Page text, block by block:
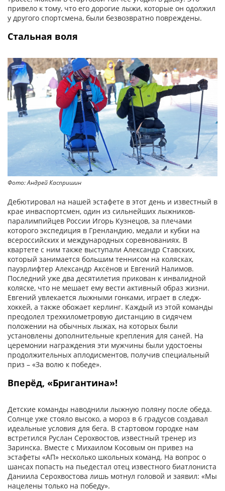
привело к тому, что его дорогие лыжи, которые он одолжил
у другого спортсмена, были безвозвратно повреждены.
Стальная воля
Фото: Андрей Каспришин
Дебютировал на нашей эстафете в этот день и известный в
крае инва­спортсмен, один из сильнейших лыжников-
паралимпийцев России Игорь Кузнецов, за плечами
которого экспедиция в Гренландию, медали и кубки на
всероссийских и международных соревнованиях. В
квартете с ним также выступали Александр Ставских,
который занимается большим теннисом на колясках,
пауэрлифтер Александр Аксёнов и Евгений Налимов.
Последний уже два десятилетия прикован к инвалидной
коляске, что не мешает ему вести активный образ жизни.
Евгений увлекается лыжными гонками, играет в следж-
хоккей, а также обожает керлинг. Каждый из этой команды
преодолел трехкилометровую дистанцию в сидячем
положении на обычных лыжах, на которых были
установлены дополнительные крепления для саней. На
церемонии награждения эти мужчины были удостоены
продолжительных аплодисментов, получив специальный
приз – «За волю к победе».
Вперёд, «Бригантина»!
Детские команды наводнили лыжную поляну после обеда.
Солнце уже стояло высоко, а мороз в 6 градусов создавал
идеальные условия для бега. В стартовом городке нам
встретился Руслан Серохвостов, известный тренер из
Заринска. Вместе с Михаилом Косовым он привез на
эстафеты «АП» несколько школьных команд. На вопрос о
шансах попасть на пьедестал отец известного биатлониста
Даниила Серохвостова лишь мотнул головой и заявил: «Мы
нацелены только на победу».